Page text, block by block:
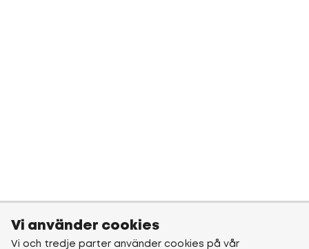
Vi använder cookies
Vi och tredje parter använder cookies på vår